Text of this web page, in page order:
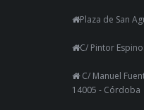
Plaza de San
C/ Pintor
C/ Manuel
14005 - Córdoba